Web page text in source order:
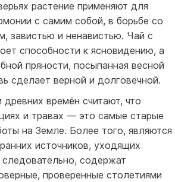
растение применяют для
с самим собой, в борьбе со
завистью и ненавистью. Чай с
способности к ясновидению, а
пряности, посыпанная весной
сделает верной и долговечной.
времён считают, что
и травах — это самые старые
на Земле. Более того, являются
источников, уходящих
следовательно, содержат
проверенные столетиями